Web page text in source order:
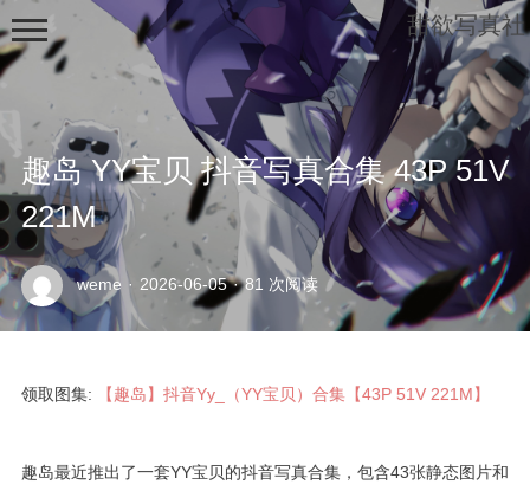
趣岛 YY宝贝 抖音写真合集 43P 51V
221M
weme · 2026-06-05 · 81 次阅读
领取图集: 【趣岛】抖音Yy_（YY宝贝）合集【43P 51V 221M】
趣岛最近推出了一套YY宝贝的抖音写真合集，包含43张静态图片和
甜欲写真社
示
例
面